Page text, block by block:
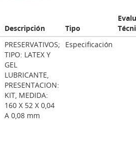
Descripción Tipo
PRESERVATIVOS;
TIPO: LATEX Y
GEL
LUBRICANTE,
PRESENTACION:
KIT, MEDIDA:
160 X 52 X 0,04
A 0,08 mm
Especificación